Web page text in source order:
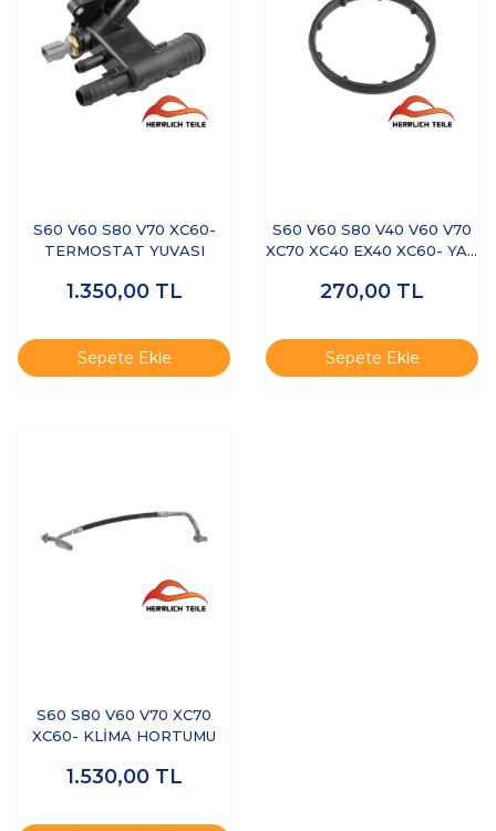
S60 V60 S80 V70 XC60-
TERMOSTAT YUVASI
1.350,00 TL
Sepete Ekle
S60 V60 S80 V40 V60 V70
XC70 XC40 EX40 XC60- YAĞ
270,00 TL
Sepete Ekle
S60 S80 V60 V70 XC70
XC60- KLİMA HORTUMU
1.530,00 TL